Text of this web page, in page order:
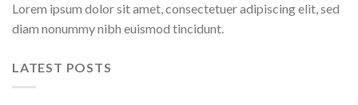
Lorem ipsum dolor sit amet, consectetuer adipiscing elit, sed
diam nonummy nibh euismod tincidunt.
LATEST POSTS